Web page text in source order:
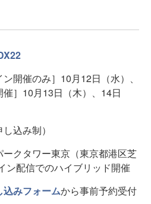
開催のみ］10月12日（水）、
催］10月13日（木）、14日
込み制）
クタワー東京（東京都港区芝
ン配信でのハイブリッド開催
込みフォームから事前予約受付